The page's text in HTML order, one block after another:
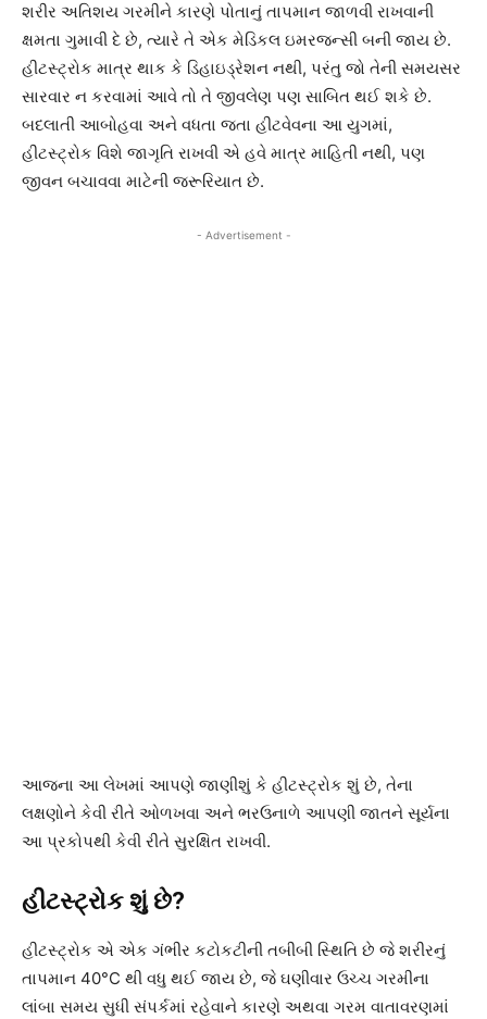
શરીર અતિશય ગરમીને કારણે પોતાનું તાપમાન જાળવી રાખવાની
ક્ષમતા ગુમાવી દે છે, ત્યારે તે એક મેડિકલ ઇમરજન્સી બની જાય છે.
હીટસ્ટ્રોક માત્ર થાક કે ડિહાઇડ્રેશન નથી, પરંતુ જો તેની સમયસર
સારવાર ન કરવામાં આવે તો તે જીવલેણ પણ સાબિત થઈ શકે છે.
બદલાતી આબોહવા અને વધતા જતા હીટવેવના આ યુગમાં,
હીટસ્ટ્રોક વિશે જાગૃતિ રાખવી એ હવે માત્ર માહિતી નથી, પણ
જીવન બચાવવા માટેની જરૂરિયાત છે.
- Advertisement -
આજના આ લેખમાં આપણે જાણીશું કે હીટસ્ટ્રોક શું છે, તેના
લક્ષણોને કેવી રીતે ઓળખવા અને ભરઉનાળે આપણી જાતને સૂર્યના
આ પ્રકોપથી કેવી રીતે સુરક્ષિત રાખવી.
હીટસ્ટ્રોક શું છે?
હીટસ્ટ્રોક એ એક ગંભીર કટોકટીની તબીબી સ્થિતિ છે જે શરીરનું
તાપમાન 40°C થી વધુ થઈ જાય છે, જે ઘણીવાર ઉચ્ચ ગરમીના
લાંબા સમય સુધી સંપર્કમાં રહેવાને કારણે અથવા ગરમ વાતાવરણમાં